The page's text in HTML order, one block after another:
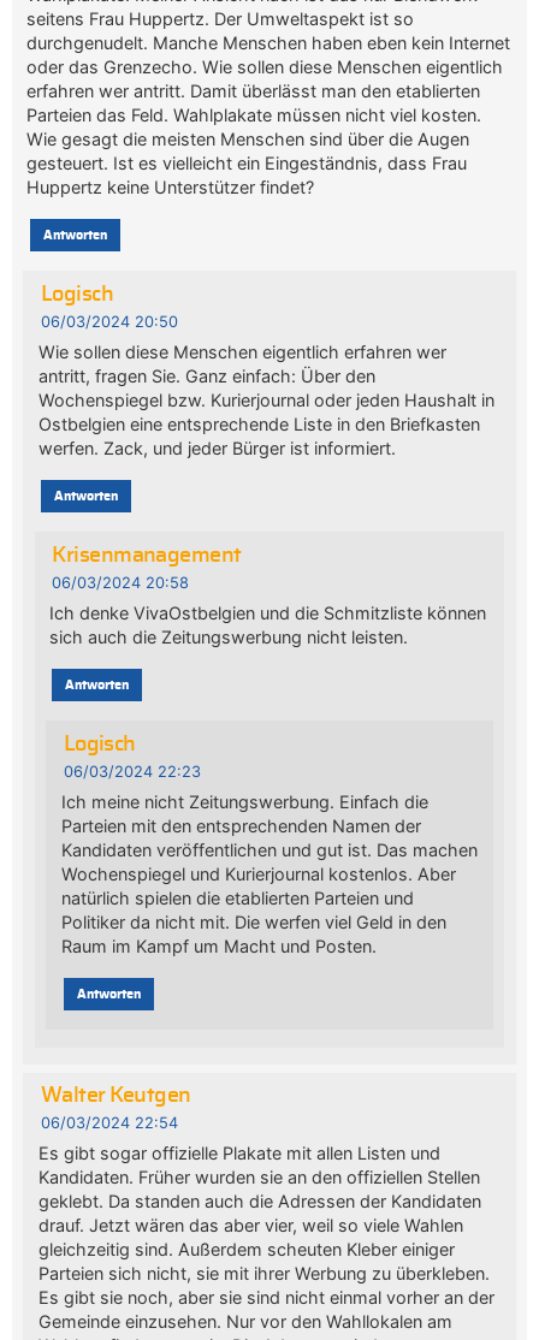
seitens Frau Huppertz. Der Umweltaspekt ist so
durchgenudelt. Manche Menschen haben eben kein Internet
oder das Grenzecho. Wie sollen diese Menschen eigentlich
erfahren wer antritt. Damit überlässt man den etablierten
Parteien das Feld. Wahlplakate müssen nicht viel kosten.
Wie gesagt die meisten Menschen sind über die Augen
gesteuert. Ist es vielleicht ein Eingeständnis, dass Frau
Huppertz keine Unterstützer findet?
Antworten
Logisch
06/03/2024 20:50
Wie sollen diese Menschen eigentlich erfahren wer
antritt, fragen Sie. Ganz einfach: Über den
Wochenspiegel bzw. Kurierjournal oder jeden Haushalt in
Ostbelgien eine entsprechende Liste in den Briefkasten
werfen. Zack, und jeder Bürger ist informiert.
Antworten
Krisenmanagement
06/03/2024 20:58
Ich denke VivaOstbelgien und die Schmitzliste können
sich auch die Zeitungswerbung nicht leisten.
Antworten
Logisch
06/03/2024 22:23
Ich meine nicht Zeitungswerbung. Einfach die
Parteien mit den entsprechenden Namen der
Kandidaten veröffentlichen und gut ist. Das machen
Wochenspiegel und Kurierjournal kostenlos. Aber
natürlich spielen die etablierten Parteien und
Politiker da nicht mit. Die werfen viel Geld in den
Raum im Kampf um Macht und Posten.
Antworten
Walter Keutgen
06/03/2024 22:54
Es gibt sogar offizielle Plakate mit allen Listen und
Kandidaten. Früher wurden sie an den offiziellen Stellen
geklebt. Da standen auch die Adressen der Kandidaten
drauf. Jetzt wären das aber vier, weil so viele Wahlen
gleichzeitig sind. Außerdem scheuten Kleber einiger
Parteien sich nicht, sie mit ihrer Werbung zu überkleben.
Es gibt sie noch, aber sie sind nicht einmal vorher an der
Gemeinde einzusehen. Nur vor den Wahllokalen am